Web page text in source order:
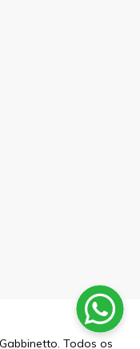
. Todos os